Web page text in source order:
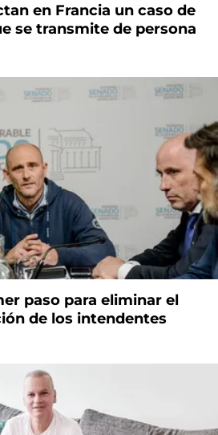
en Francia un caso de
se transmite de persona
paso para eliminar el
de los intendentes